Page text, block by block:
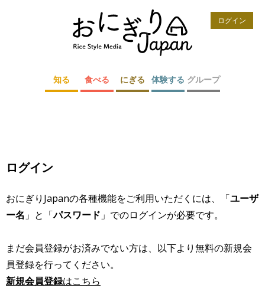
ログイン
知る 食べる にぎる 体験する グループ
ログイン
おにぎりJapanの各種機能をご利用いただくには、「ユーザ
ー名 」と「パスワード 」でのログインが必要です。
まだ会員登録がお済みでない方は、以下より無料の新規会
員登録を行ってください。
新規会員登録はこちら